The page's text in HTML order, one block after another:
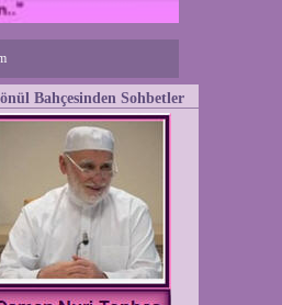
Bahçesinden Sohbetler